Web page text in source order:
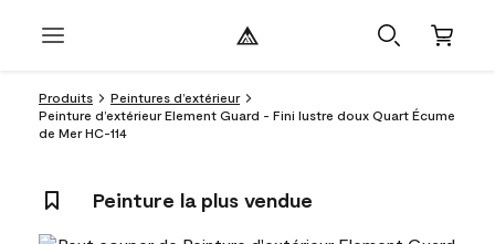
Produits
Peintures d’extérieur
Peinture d’extérieur Element Guard - Fini lustre doux Quart Écume
de Mer HC-114
Peinture la plus vendue